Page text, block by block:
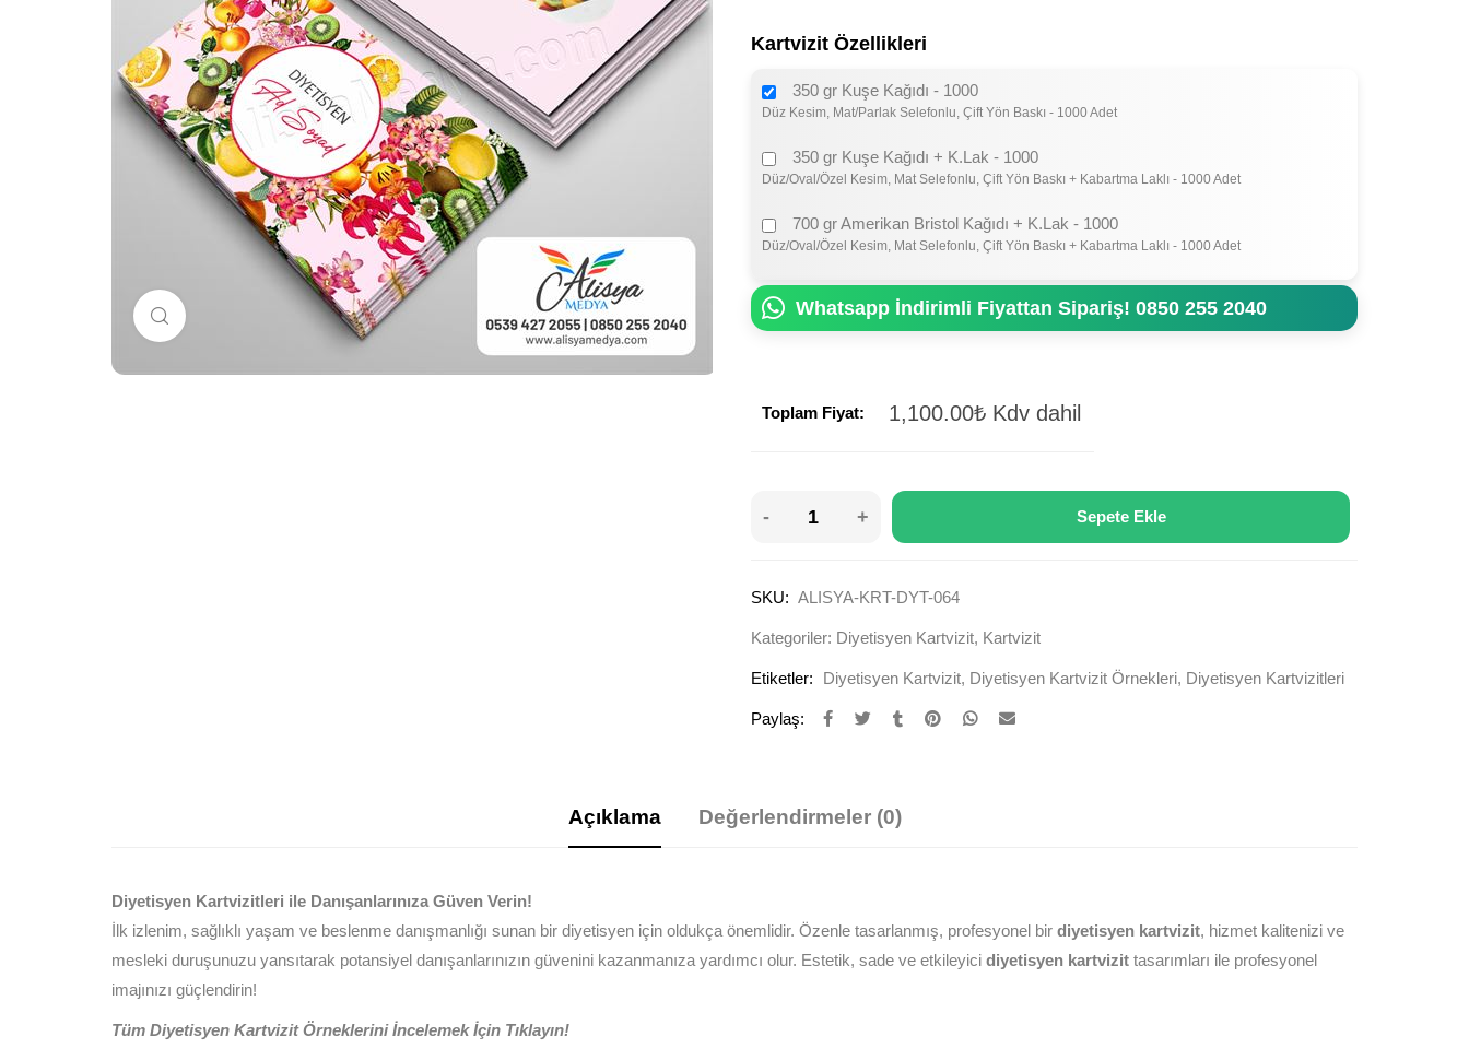
Büyütmek için tıklayın
Kartvizit Özellikleri
350 gr Kuşe Kağıdı - 1000
Düz Kesim, Mat/Parlak Selefonlu, Çift Yön Baskı - 1000 Adet
350 gr Kuşe Kağıdı + K.Lak - 1000
Düz/Oval/Özel Kesim, Mat Selefonlu, Çift Yön Baskı + Kabartma Laklı - 1000 Adet
700 gr Amerikan Bristol Kağıdı + K.Lak - 1000
Düz/Oval/Özel Kesim, Mat Selefonlu, Çift Yön Baskı + Kabartma Laklı - 1000 Adet
Whatsapp İndirimli Fiyattan Sipariş! 0850 255 2040
Toplam Fiyat: 1,100.00₺ Kdv dahil
Sepete Ekle
SKU: ALISYA-KRT-DYT-064
Kategoriler: Diyetisyen Kartvizit, Kartvizit
Etiketler: Diyetisyen Kartvizit, Diyetisyen Kartvizit Örnekleri, Diyetisyen Kartvizitleri
Paylaş:
Açıklama Değerlendirmeler (0)
Diyetisyen Kartvizitleri ile Danışanlarınıza Güven Verin!
İlk izlenim, sağlıklı yaşam ve beslenme danışmanlığı sunan bir diyetisyen için oldukça önemlidir. Özenle tasarlanmış, profesyonel bir diyetisyen kartvizit, hizmet kalitenizi ve
mesleki duruşunuzu yansıtarak potansiyel danışanlarınızın güvenini kazanmanıza yardımcı olur. Estetik, sade ve etkileyici diyetisyen kartvizit tasarımları ile profesyonel
imajınızı güçlendirin!
Tüm Diyetisyen Kartvizit Örneklerini İncelemek İçin Tıklayın!